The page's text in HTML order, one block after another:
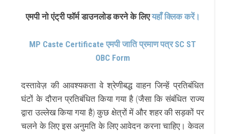
एमपी नो एंट्री फॉर्म डाउनलोड करने के लिएयहाँ क्लिक करें।
MP Caste Certificate एमपी जाति प्रमाण पत्र SC ST
OBC Form
दस्तावेज़ की आवश्यकता वे श्रेणीबद्ध वाहन जिन्हें प्रतिबंधित
घंटों के दौरान प्रतिबंधित किया गया है (जैसा कि संबंधित राज्य
द्वारा उल्लेख किया गया है) कुछ क्षेत्रों में और शहर की सड़कों पर
चलने के लिए इस अनुमति के लिए आवेदन करना चाहिए। केवल